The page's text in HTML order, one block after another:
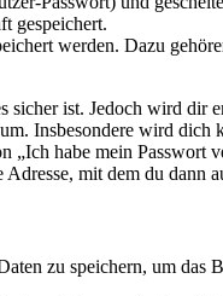
gespeichert.
werden. Dazu
ist. Jedoch wird
Insbesondere wird
habe mein
mit dem du dann
zu speichern, um das